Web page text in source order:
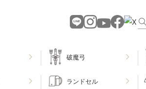
破魔弓
ランドセル